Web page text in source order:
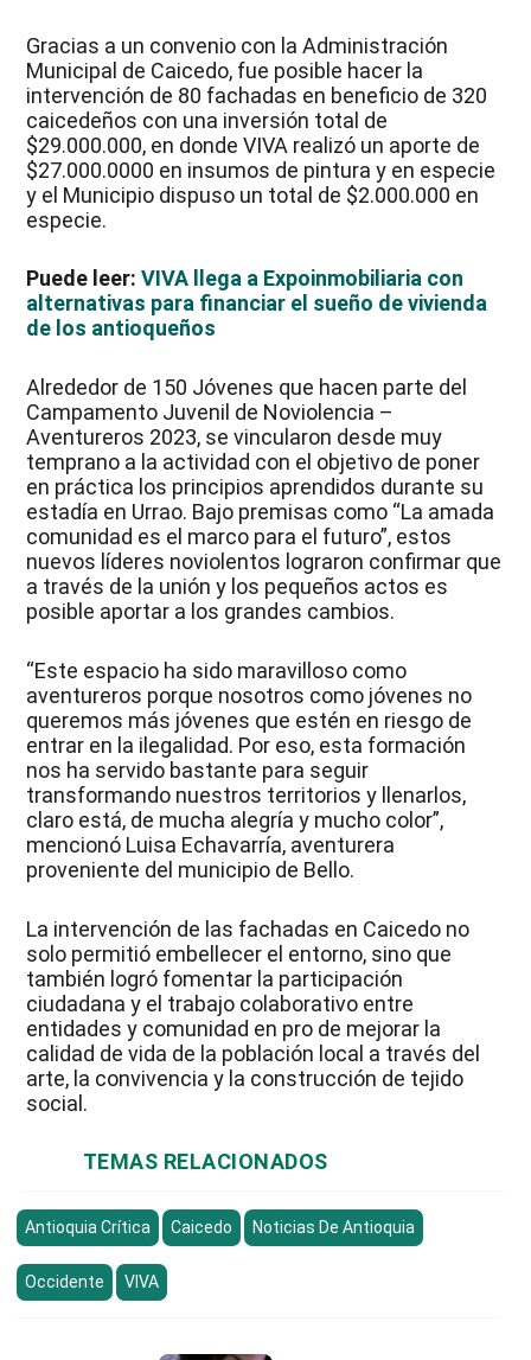
Gracias a un convenio con la Administración
Municipal de Caicedo, fue posible hacer la
intervención de 80 fachadas en beneficio de 320
caicedeños con una inversión total de
$29.000.000, en donde VIVA realizó un aporte de
$27.000.0000 en insumos de pintura y en especie
y el Municipio dispuso un total de $2.000.000 en
especie.
Puede leer:VIVA llega a Expoinmobiliaria con
alternativas para financiar el sueño de vivienda
de los antioqueños
Alrededor de 150 Jóvenes que hacen parte del
Campamento Juvenil de Noviolencia –
Aventureros 2023, se vincularon desde muy
temprano a la actividad con el objetivo de poner
en práctica los principios aprendidos durante su
estadía en Urrao. Bajo premisas como “La amada
comunidad es el marco para el futuro”, estos
nuevos líderes noviolentos lograron confirmar que
a través de la unión y los pequeños actos es
posible aportar a los grandes cambios.
“Este espacio ha sido maravilloso como
aventureros porque nosotros como jóvenes no
queremos más jóvenes que estén en riesgo de
entrar en la ilegalidad. Por eso, esta formación
nos ha servido bastante para seguir
transformando nuestros territorios y llenarlos,
claro está, de mucha alegría y mucho color”,
mencionó Luisa Echavarría, aventurera
proveniente del municipio de Bello.
La intervención de las fachadas en Caicedo no
solo permitió embellecer el entorno, sino que
también logró fomentar la participación
ciudadana y el trabajo colaborativo entre
entidades y comunidad en pro de mejorar la
calidad de vida de la población local a través del
arte, la convivencia y la construcción de tejido
social.
TEMAS RELACIONADOS
Antioquia Crítica Caicedo Noticias De Antioquia
Occidente VIVA